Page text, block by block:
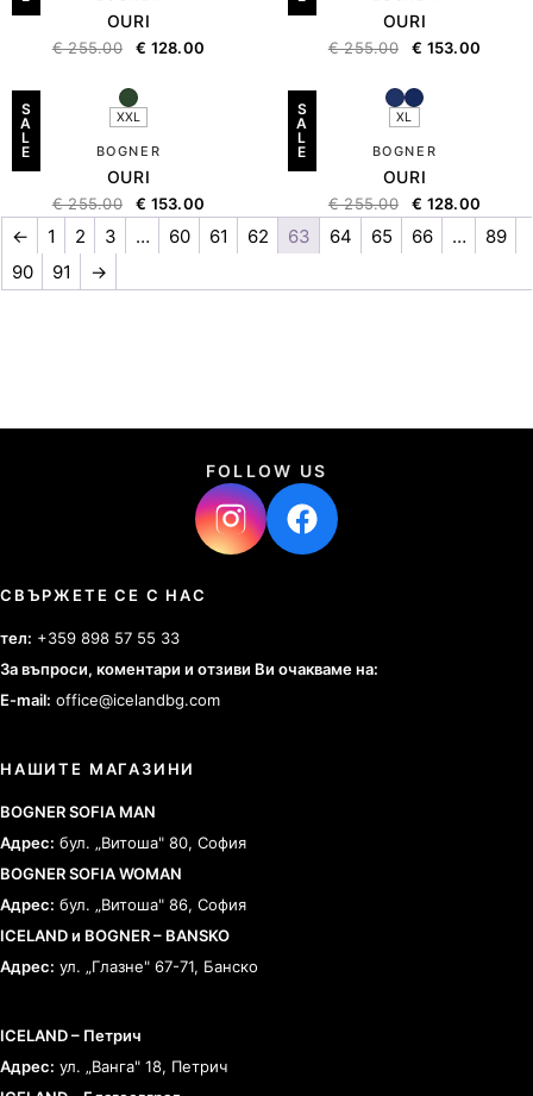
OURI
€255.00 € 128.00
OURI
€255.00 € 153.00
S
A
L
E
XXL
BOGNER
OURI
€255.00 € 153.00
S
A
L
E
XL
BOGNER
OURI
€255.00 € 128.00
← 1 2 3 … 60 61 62 63 64 65 66 …
89
90
91 →
FOLLOW US
СВЪРЖЕТЕ СЕ С НАС
тел: +359 898 57 55 33
За въпроси, коментари и отзиви Ви очакваме на:
E-mail: office@icelandbg.com
НАШИТЕ МАГАЗИНИ
BOGNER SOFIA MAN
Адрес: бул. „Витоша" 80, София
BOGNER SOFIA WOMAN
Адрес: бул. „Витоша" 86, София
ICELAND и BOGNER – BANSKO
Адрес: ул. „Глазне" 67-71, Банско
ICELAND – Петрич
Адрес: ул. „Ванга" 18, Петрич